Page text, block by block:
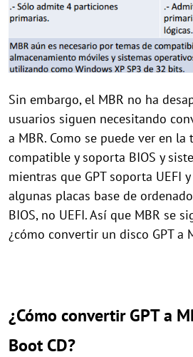
Sin embargo, el MBR no ha
usuarios siguen necesitando
a MBR. Como se puede ver en la
compatible y soporta BIOS y
mientras que GPT soporta UEFI
algunas placas base de
BIOS, no UEFI. Así que MBR se
¿cómo convertir un disco GPT a
¿Cómo convertir GPT a
Boot CD?